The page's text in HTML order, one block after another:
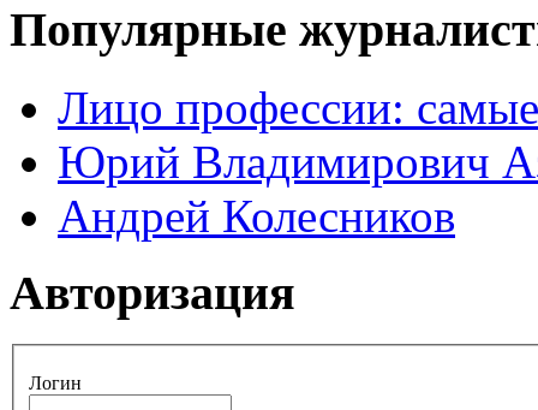
Популярные
Лицо профессии:
Юрий Владимирович
Андрей Колесников
Авторизация
Логин